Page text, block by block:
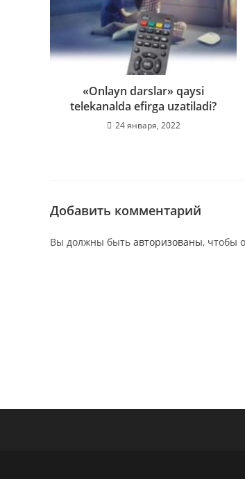
«Onlayn darslar» qaysi
telekanalda efirga uzatiladi?
24 января, 2022
Добавить комментарий
Вы должны быть авторизованы, чтобы